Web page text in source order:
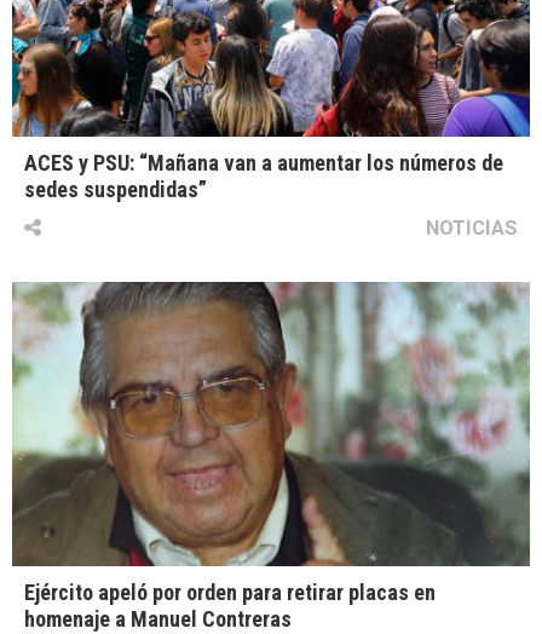
ACES y PSU: “Mañana van a aumentar los números de
sedes suspendidas”
NOTICIAS
Ejército apeló por orden para retirar placas en
homenaje a Manuel Contreras